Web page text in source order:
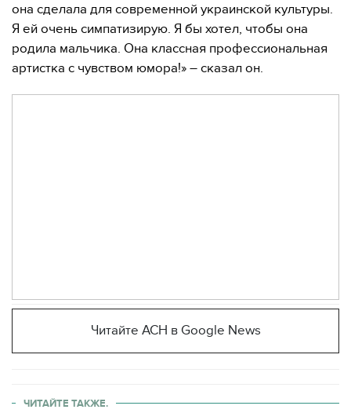
она сделала для современной украинской культуры.
Я ей очень симпатизирую. Я бы хотел, чтобы она
родила мальчика. Она классная профессиональная
артистка с чувством юмора!» – сказал он.
Читайте АСН в Google News
ЧИТАЙТЕ ТАКЖЕ.